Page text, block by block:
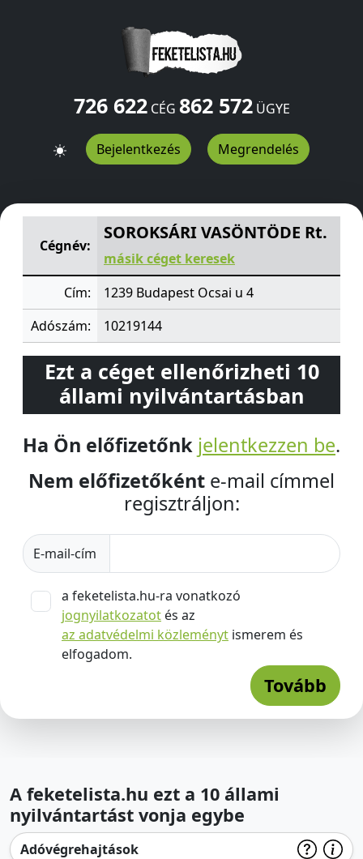
726 622CÉG 862 572ÜGYE
Bejelentkezés Megrendelés
SOROKSÁRI VASÖNTÖDE Rt. Ocsai u 4Budapest 1239
Cégnév:
SOROKSÁRI VASÖNTÖDE Rt.
másik céget keresek
Cím:
1239 Budapest Ocsai u 4
Adószám:
10219144
Ezt a céget ellenőrizheti 10
állami nyilvántartásban
Ha Ön előfizetőnk jelentkezzen be.
Nem előfizetőként e-mail címmel
regisztráljon:
E-mail-cím
a feketelista.hu-ra vonatkozó
jognyilatkozatot és az
az adatvédelmi közleményt ismerem és
elfogadom.
Tovább
A feketelista.hu ezt a 10 állami
nyilvántartást vonja egybe
Adóvégrehajtások